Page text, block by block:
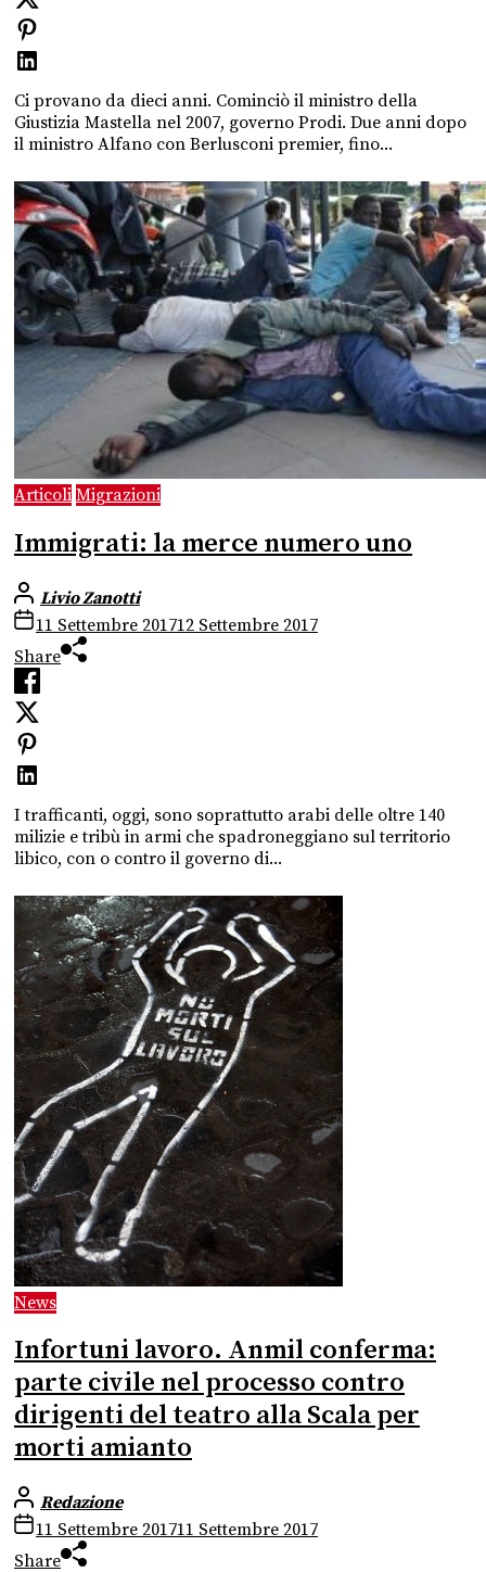
Ci provano da dieci anni. Cominciò il ministro della
Giustizia Mastella nel 2007, governo Prodi. Due anni dopo
il ministro Alfano con Berlusconi premier, fino...
Articoli Migrazioni
Immigrati: la merce numero uno
Livio Zanotti
11 Settembre 201712 Settembre 2017
Share
I trafficanti, oggi, sono soprattutto arabi delle oltre 140
milizie e tribù in armi che spadroneggiano sul territorio
libico, con o contro il governo di...
News
Infortuni lavoro. Anmil conferma:
parte civile nel processo contro
dirigenti del teatro alla Scala per
morti amianto
Redazione
11 Settembre 201711 Settembre 2017
Share